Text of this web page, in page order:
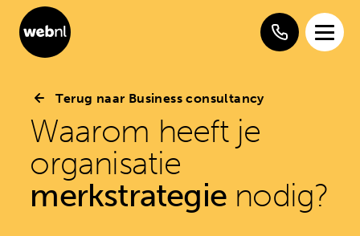
Terug naar Business consultancy
Waarom heeft je
organisatie
merkstrategienodig?